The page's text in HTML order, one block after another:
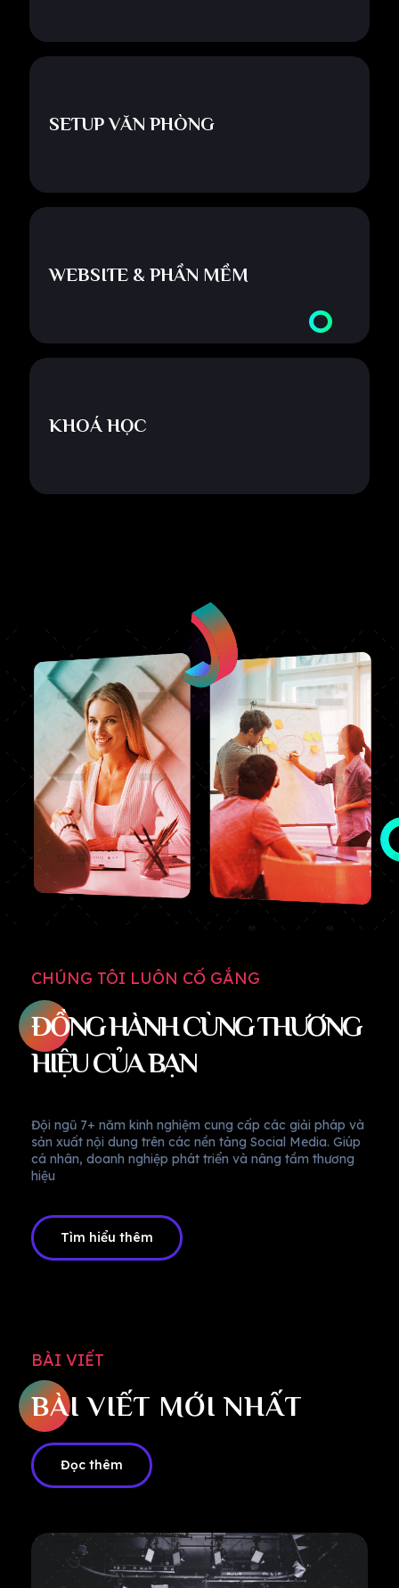
SETUP VĂN PHÒNG
WEBSITE & PHẦN MỀM
KHOÁ HỌC
CHÚNG TÔI LUÔN CỐ GẮNG
ĐỒNG HÀNH CÙNG THƯƠNG
HIỆU CỦA BẠN
Đội ngũ 7+ năm kinh nghiệm cung cấp các giải pháp và
sản xuất nội dung trên các nền tảng Social Media. Giúp
cá nhân, doanh nghiệp phát triển và nâng tầm thương
hiệu
Tìm hiểu thêm
BÀI VIẾT
BÀI VIẾT MỚI NHẤT
Đọc thêm